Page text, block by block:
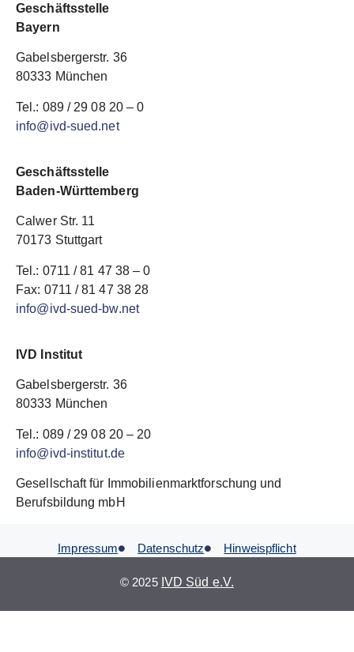
Geschäftsstelle
Bayern
Gabelsbergerstr. 36
80333 München
Tel.: 089 / 29 08 20 – 0
info@ivd-sued.net
Geschäftsstelle
Baden-Württemberg
Calwer Str. 11
70173 Stuttgart
Tel.: 0711 / 81 47 38 – 0
Fax: 0711 / 81 47 38 28
info@ivd-sued-bw.net
IVD Institut
Gabelsbergerstr. 36
80333 München
Tel.: 089 / 29 08 20 – 20
info@ivd-institut.de
Gesellschaft für Immobilienmarktforschung und
Berufsbildung mbH
Impressum Datenschutz Hinweispflicht
© 2025 IVD Süd e.V.